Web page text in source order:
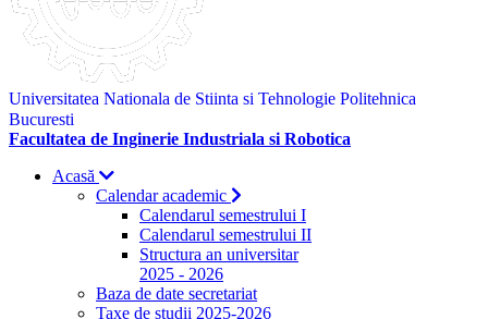
Universitatea Nationala de Stiinta si Tehnologie Politehnica
Bucuresti
Facultatea de Inginerie Industriala si Robotica
Acasă
Calendar academic
Calendarul semestrului I
Calendarul semestrului II
Structura an universitar
2025 - 2026
Baza de date secretariat
Taxe de studii 2025-2026